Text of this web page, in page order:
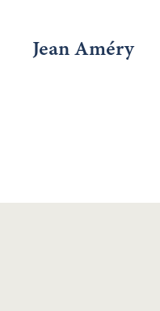
Jean Améry